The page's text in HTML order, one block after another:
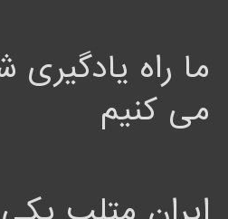
ما راه یادگیری
می کنیم